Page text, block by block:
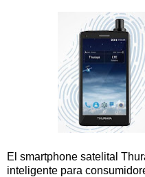
El smartphone satelital
inteligente para